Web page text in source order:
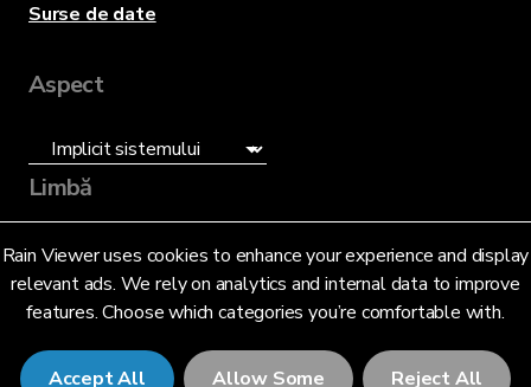
Rain Viewer uses cookies to enhance your experience and display
relevant ads. We rely on analytics and internal data to improve
features. Choose which categories you’re comfortable with.
Accept All Allow Some Reject All
Surse de date
Aspect
Limbă
Română (RO)